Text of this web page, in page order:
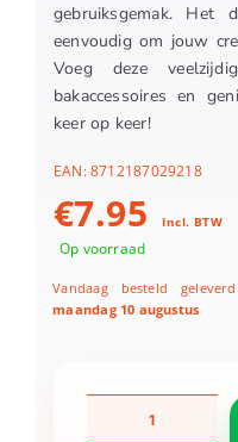
gebruiksgemak. Het
eenvoudig om jouw
Voeg deze
bakaccessoires en
keer op keer!
EAN:8712187029218
€7.95 Incl. BTW
Op voorraad
Vandaag besteld
maandag 10 augustus
profi